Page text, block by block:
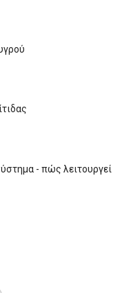
- πώς λειτουργεί